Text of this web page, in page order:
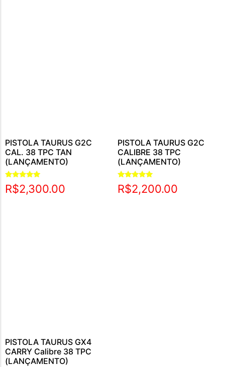
PISTOLA TAURUS G2C
CAL. 38 TPC TAN
(LANÇAMENTO)
Avaliação
5.00
R$2,300.00
PISTOLA TAURUS G2C
CALIBRE 38 TPC
(LANÇAMENTO)
Avaliação
5.00
R$2,200.00
PISTOLA TAURUS GX4
CARRY Calibre 38 TPC
(LANÇAMENTO)